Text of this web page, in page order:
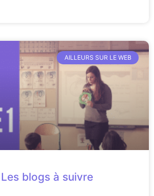
AILLEURS SUR LE WEB
Les blogs à suivre